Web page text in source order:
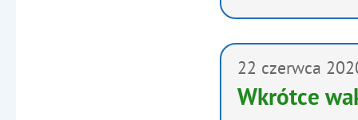
22 czerwca
Wkrótce